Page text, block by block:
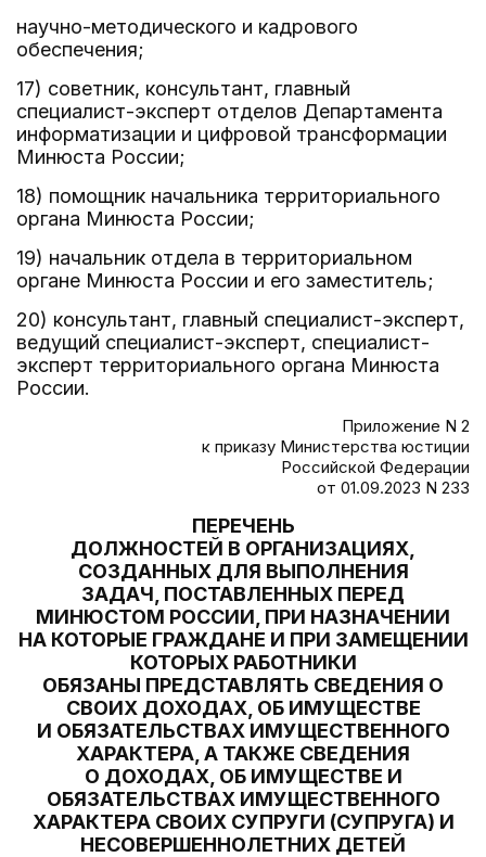
научно-методического и кадрового
обеспечения;
17) советник, консультант, главный
специалист-эксперт отделов Департамента
информатизации и цифровой трансформации
Минюста России;
18) помощник начальника территориального
органа Минюста России;
19) начальник отдела в территориальном
органе Минюста России и его заместитель;
20) консультант, главный специалист-эксперт,
ведущий специалист-эксперт, специалист-
эксперт территориального органа Минюста
России.
Приложение N 2
к приказу Министерства юстиции
Российской Федерации
от 01.09.2023 N 233
ПЕРЕЧЕНЬ
ДОЛЖНОСТЕЙ В ОРГАНИЗАЦИЯХ,
СОЗДАННЫХ ДЛЯ ВЫПОЛНЕНИЯ
ЗАДАЧ, ПОСТАВЛЕННЫХ ПЕРЕД
МИНЮСТОМ РОССИИ, ПРИ НАЗНАЧЕНИИ
НА КОТОРЫЕ ГРАЖДАНЕ И ПРИ ЗАМЕЩЕНИИ
КОТОРЫХ РАБОТНИКИ
ОБЯЗАНЫ ПРЕДСТАВЛЯТЬ СВЕДЕНИЯ О
СВОИХ ДОХОДАХ, ОБ ИМУЩЕСТВЕ
И ОБЯЗАТЕЛЬСТВАХ ИМУЩЕСТВЕННОГО
ХАРАКТЕРА, А ТАКЖЕ СВЕДЕНИЯ
О ДОХОДАХ, ОБ ИМУЩЕСТВЕ И
ОБЯЗАТЕЛЬСТВАХ ИМУЩЕСТВЕННОГО
ХАРАКТЕРА СВОИХ СУПРУГИ (СУПРУГА) И
НЕСОВЕРШЕННОЛЕТНИХ ДЕТЕЙ